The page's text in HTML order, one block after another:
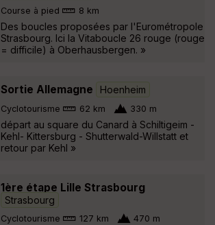
Course à pied 8 km
Des boucles proposées par l'Eurométropole
Strasbourg. Ici la Vitaboucle 26 rouge (rouge
= difficile) à Oberhausbergen. »
Sortie Allemagne Hoenheim
Cyclotourisme 62 km 330 m
départ au square du Canard à Schiltigeim -
Kehl- Kittersburg - Shutterwald-Willstatt et
retour par Kehl »
1ère étape Lille Strasbourg
Strasbourg
Cyclotourisme 127 km 470 m